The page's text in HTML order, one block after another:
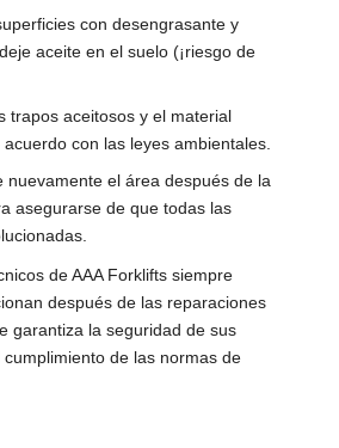
con desengrasante y
aceite en el suelo (¡riesgo de
trapos aceitosos y el material
con las leyes ambientales.
nuevamente el área después de la
asegurarse de que todas las
de AAA Forklifts siempre
después de las reparaciones
garantiza la seguridad de sus
cumplimiento de las normas de